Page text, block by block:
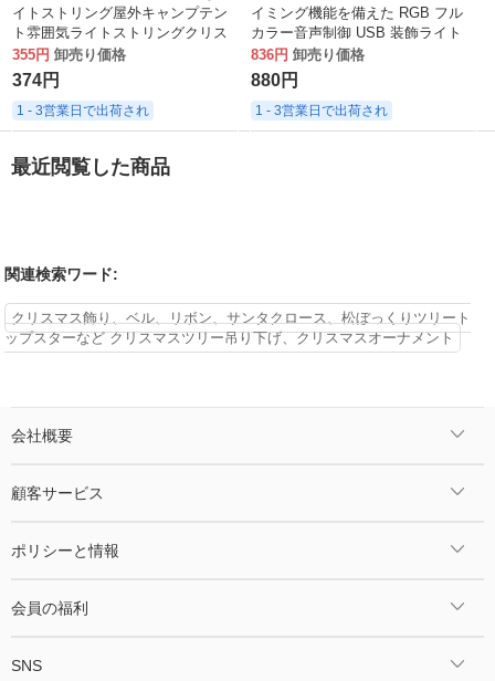
イトストリング屋外キャンプテン
ト雰囲気ライトストリングクリス
マスホリデーガーデン装飾ライト
355円 卸売り価格
374円
1 - 3営業日で出荷され
イミング機能を備えた RGB フル
カラー音声制御 USB 装飾ライト
ストリングをインテリジェントに
制御します。
836円 卸売り価格
880円
1 - 3営業日で出荷され
最近閲覧した商品
関連検索ワード:
クリスマス飾り、ベル、リボン、サンタクロース、松ぼっくりツリート
ップスターなど クリスマスツリー吊り下げ、クリスマスオーナメント
会社概要
顧客サービス
ポリシーと情報
会員の福利
SNS